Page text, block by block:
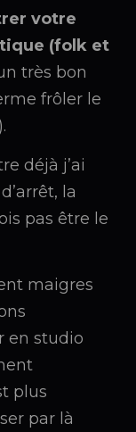
votre
(folk et
très bon
frôler le
déjà j’ai
la
pas être le
maigres
en studio
plus
par là